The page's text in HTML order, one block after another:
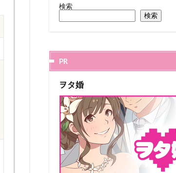
検索
検索
PR
ヲタ婚